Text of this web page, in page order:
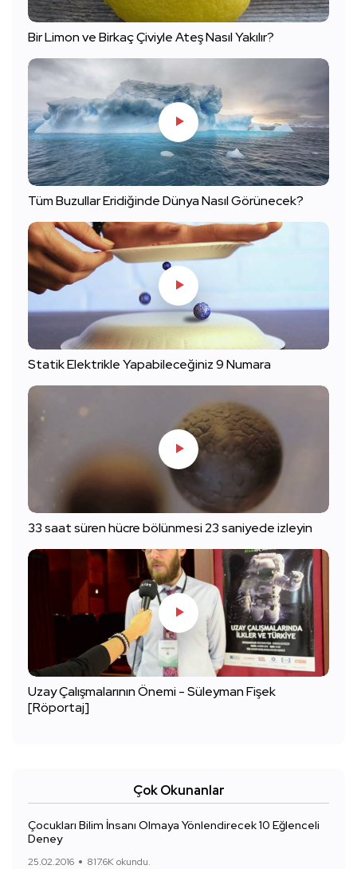
Bir Limon ve Birkaç Çiviyle Ateş Nasıl Yakılır?
Tüm Buzullar Eridiğinde Dünya Nasıl Görünecek?
Statik Elektrikle Yapabileceğiniz 9 Numara
33 saat süren hücre bölünmesi 23 saniyede izleyin
Uzay Çalışmalarının Önemi - Süleyman Fişek
[Röportaj]
Çok Okunanlar
Çocukları Bilim İnsanı Olmaya Yönlendirecek 10 Eğlenceli
Deney
25.02.2016 817.6K okundu.